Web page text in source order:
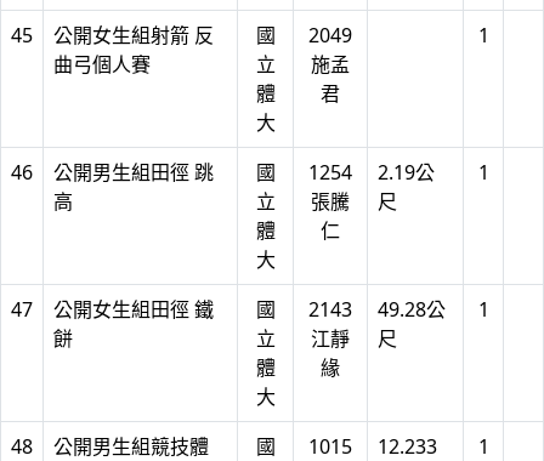
45
公開女生組射箭 反
曲弓個人賽
國
立
體
大
2049
施孟
君
1
46
公開男生組田徑 跳
高
國
立
體
大
1254
張騰
仁
2.19公
尺
1
47
公開女生組田徑 鐵
餅
國
立
體
大
2143
江靜
緣
49.28公
尺
1
48
公開男生組競技體
國
1015
12.233
1